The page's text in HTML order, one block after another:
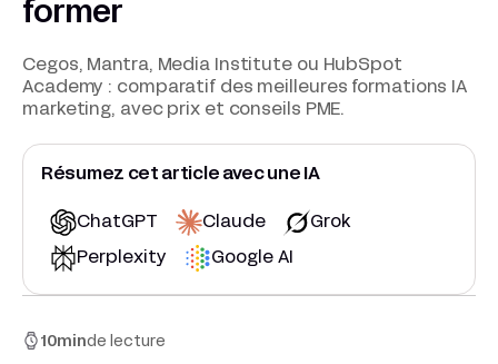
former
Cegos, Mantra, Media Institute ou HubSpot
Academy : comparatif des meilleures formations IA
marketing, avec prix et conseils PME.
Résumez cet article avec une IA
ChatGPT Claude Grok
Perplexity Google AI
10minde lecture